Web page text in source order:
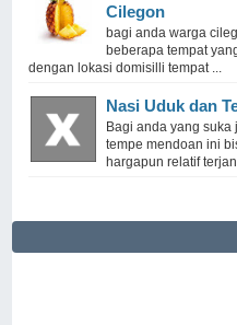
Cilegon
bagi anda warga
beberapa tempat
dengan lokasi domisilli tempat ...
Nasi Uduk dan
Bagi anda yang
tempe mendoan ini
hargapun relatif